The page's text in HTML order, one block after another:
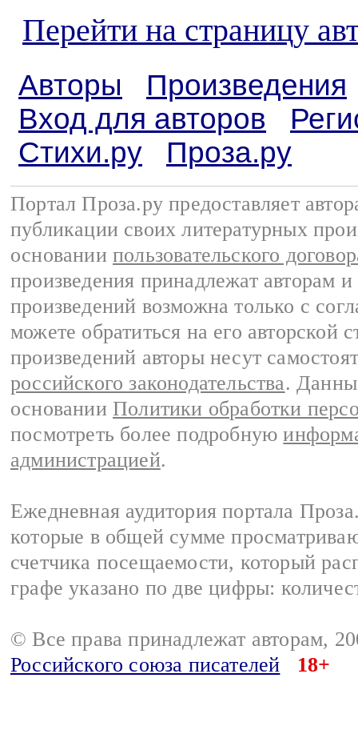
Перейти на страницу
Авторы
Произведения
Вход для авторов
Стихи.ру
Проза.ру
Портал Проза.ру предоставляет
публикации своих литературных
основании пользовательского
произведения принадлежат авторам
произведений возможна только с
можете обратиться на его авторской
произведений авторы несут
российского законодательства.
основании Политики обработки
посмотреть более подробную
администрацией.
Ежедневная аудитория портала
которые в общей сумме
счетчика посещаемости, который
графе указано по две цифры:
© Все права принадлежат авторам,
Российского союза писателей
18+